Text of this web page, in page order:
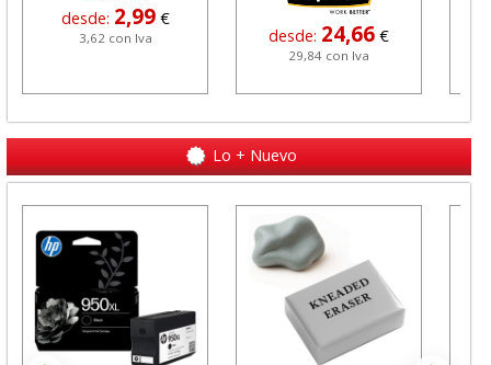
desde: 2,99 €
3,62 con Iva desde: 24,66 €
29,84 con Iva
Lo + Nuevo